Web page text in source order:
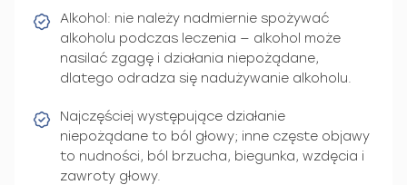
Alkohol: nie należy nadmiernie spożywać
alkoholu podczas leczenia — alkohol może
nasilać zgagę i działania niepożądane,
dlatego odradza się nadużywanie alkoholu.
Najczęściej występujące działanie
niepożądane to ból głowy; inne częste objawy
to nudności, ból brzucha, biegunka, wzdęcia i
zawroty głowy.